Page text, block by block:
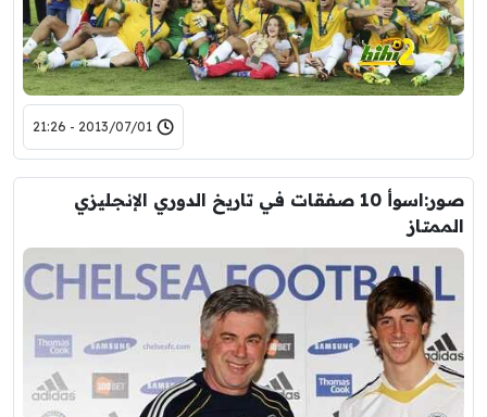
2013/07/01 - 21:26
صور:اسوأ 10 صفقات في تاريخ الدوري الإنجليزي
الممتاز